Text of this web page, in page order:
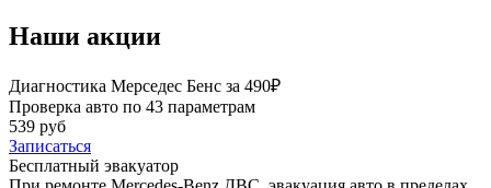
Наши акции
Диагностика Мерседес Бенс за 490₽
Проверка авто по 43 параметрам
539 руб
Записаться
Бесплатный эвакуатор